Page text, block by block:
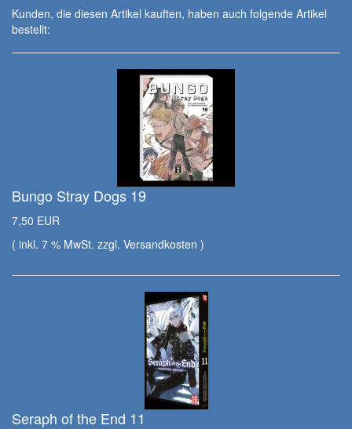
Kunden, die diesen Artikel kauften, haben auch folgende Artikel
bestellt:
Bungo Stray Dogs 19
7,50 EUR
( inkl. 7 % MwSt. zzgl. Versandkosten )
Seraph of the End 11